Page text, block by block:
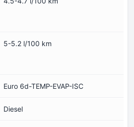
5-5.2 l/100 km
Euro 6d-TEMP-EVAP-ISC
Diesel